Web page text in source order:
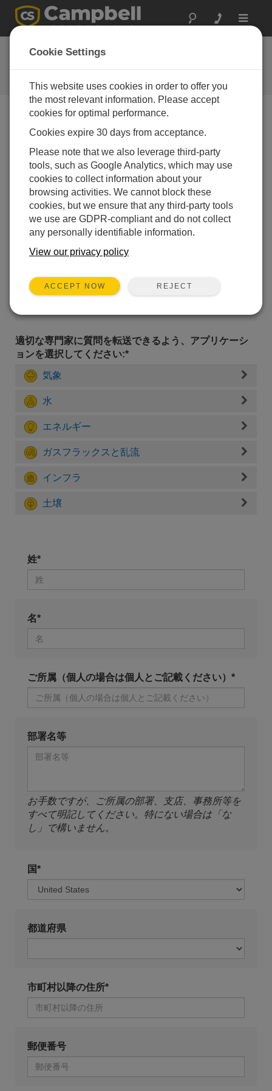
Toggle
お問い合わせ
通常1営業日以内に対応いたしま
す。
家がご連絡いたします。* = 必須項目です。
質問の種類を選択してください:
購入や見積について 技術的な質問
ここに質問を入力してください:*
適切な専門家に質問を転送できるよう、アプリケーシ
ョンを選択してください:*
気象
水
エネルギー
ガスフラックスと乱流
インフラ
土壌
姓*
名*
ご所属（個人の場合は個人とご記載ください）*
部署名等
お手数ですが、ご所属の部署、支店、事務所等を
すべて明記してください。特にない場合は「な
し」で構いません。
国*
都道府県
市町村以降の住所*
郵便番号
Cookie Settings
This website uses cookies in order to offer you
the most relevant information. Please accept
cookies for optimal performance.
Cookies expire 30 days from acceptance.
Please note that we also leverage third-party
tools, such as Google Analytics, which may use
cookies to collect information about your
browsing activities. We cannot block these
cookies, but we ensure that any third-party tools
we use are GDPR-compliant and do not collect
any personally identifiable information.
View our privacy policy
ACCEPT NOW REJECT